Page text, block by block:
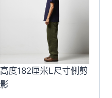
高度182厘米L尺寸側剪
影